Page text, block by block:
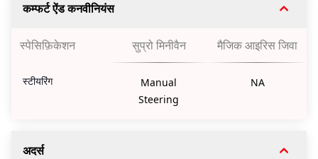
कम्फर्ट ऐंड कनवीनियंस
स्पेसिफ़िकेशन सुप्रो मिनीवैन मैजिक आइरिस जिवा
स्टीयरिंग
Manual
Steering
NA
अदर्स